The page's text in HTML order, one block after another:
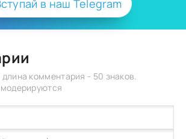
в наш Telegram
комментария - 50 знаков.